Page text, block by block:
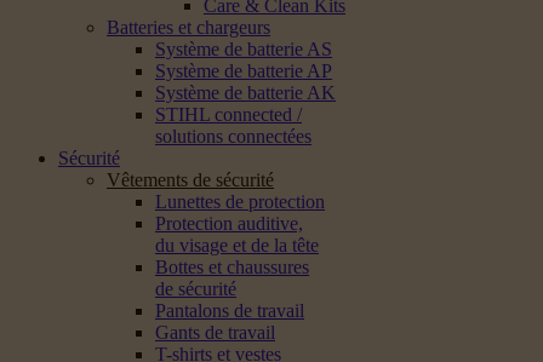
Care & Clean Kits
Batteries et chargeurs
Système de batterie AS
Système de batterie AP
Système de batterie AK
STIHL connected /
solutions connectées
Sécurité
Vêtements de sécurité
Lunettes de protection
Protection auditive,
du visage et de la tête
Bottes et chaussures
de sécurité
Pantalons de travail
Gants de travail
T-shirts et vestes